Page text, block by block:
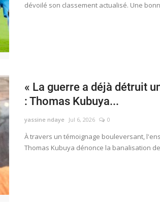
dévoilé son classement actualisé. Une
« La guerre a déjà détruit
: Thomas Kubuya...
yassine ndaye Jul 6, 2026 0
​​​​​​​À travers un témoignage bouleversant,
Thomas Kubuya dénonce la banalisation